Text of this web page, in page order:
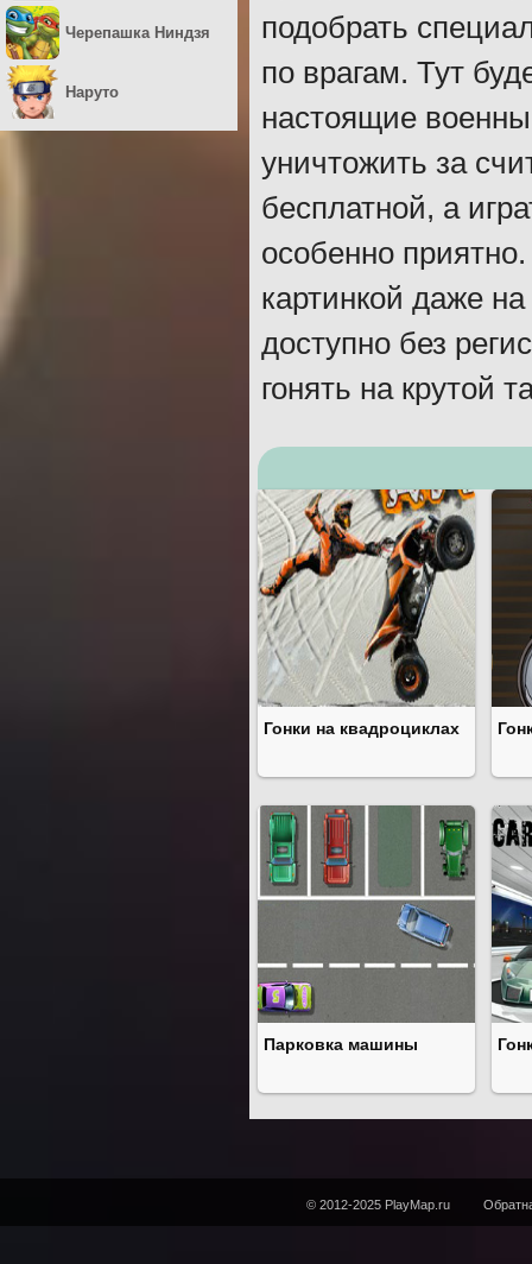
подобрать
по врагам. Тут
настоящие
уничтожить за
бесплатной, а
особенно
картинкой даже
доступно без
гонять на крутой
Гонки на квадроциклах
Парковка машины
Черепашка Ниндзя
Наруто
© 2012-2025 PlayMap.ru